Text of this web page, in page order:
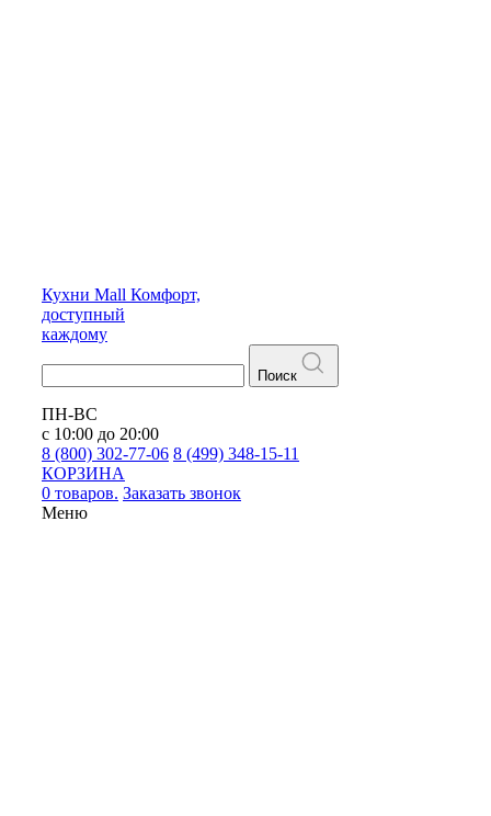
Кухни Mall Комфорт,
доступный
каждому
Поиск
ПН-ВС
с 10:00 до 20:00
8 (800) 302-77-06 8 (499) 348-15-11
КОРЗИНА
0 товаров. Заказать звонок
Меню